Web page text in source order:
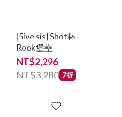
[5ive sis] Shot杯-
Rook堡壘
NT$2,296
NT$3,280 7折